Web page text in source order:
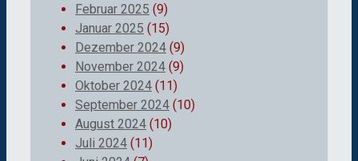
Februar 2025 (9)
Januar 2025 (15)
Dezember 2024 (9)
November 2024 (9)
Oktober 2024 (11)
September 2024 (10)
August 2024 (10)
Juli 2024 (11)